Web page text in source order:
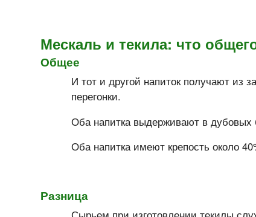
Мескаль и текила: что
Общее
И тот и другой напиток получают из
перегонки.
Оба напитка выдерживают в дубовых
Оба напитка имеют крепость около
Разница